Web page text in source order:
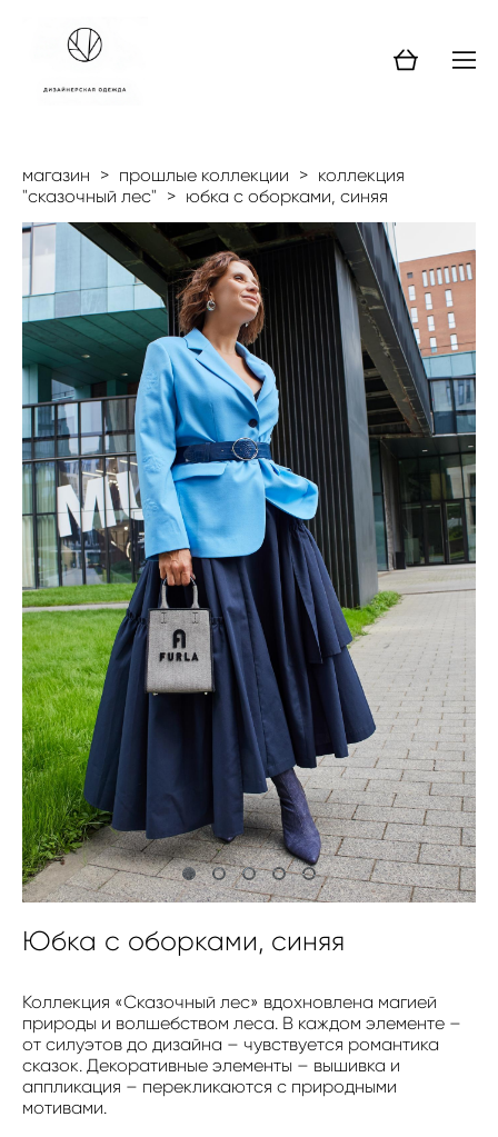
магазин > прошлые коллекции > коллекция
"сказочный лес" > юбка с оборками, синяя
Юбка с оборками, синяя
Коллекция «Сказочный лес» вдохновлена магией
природы и волшебством леса. В каждом элементе –
от силуэтов до дизайна – чувствуется романтика
сказок. Декоративные элементы – вышивка и
аппликация – перекликаются с природными
мотивами.